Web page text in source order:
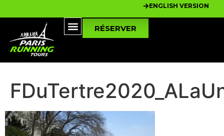
ENGLISH VERSION
RÉSERVER